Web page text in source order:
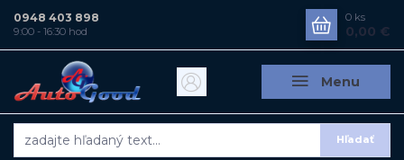
Menu
Hľadať
0948 403 898
9:00 - 16:30 hod
0 ks
0,00 €